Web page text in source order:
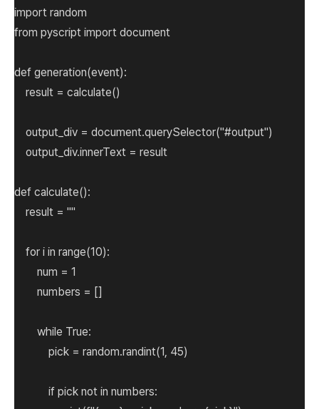
import random
from pyscript import document
def generation(event):
result = calculate()
output_div = document.querySelector("#output")
output_div.innerText = result
def calculate():
result = ""
for i in range(10):
num = 1
numbers = []
while True:
pick = random.randint(1, 45)
if pick not in numbers: